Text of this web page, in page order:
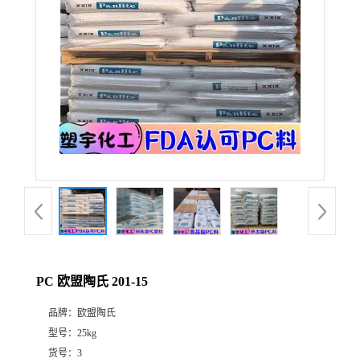
PC 欧盟陶氏 201-15
品牌： 欧盟陶氏
型号： 25kg
货号： 3